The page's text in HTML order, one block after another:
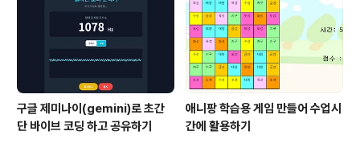
구글 제미나이(gemini)로 초간
단 바이브 코딩 하고 공유하기
애니팡 학습용 게임 만들어 수업시
간에 활용하기